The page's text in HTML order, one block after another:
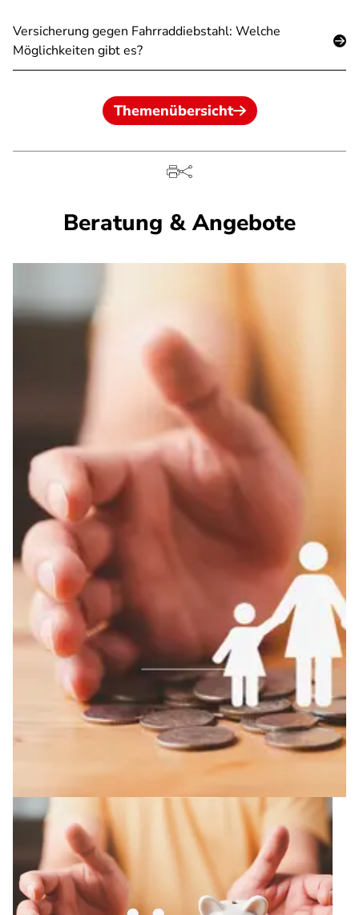
Versicherung gegen Fahrraddiebstahl: Welche
Möglichkeiten gibt es?
Themenübersicht
Beratung & Angebote